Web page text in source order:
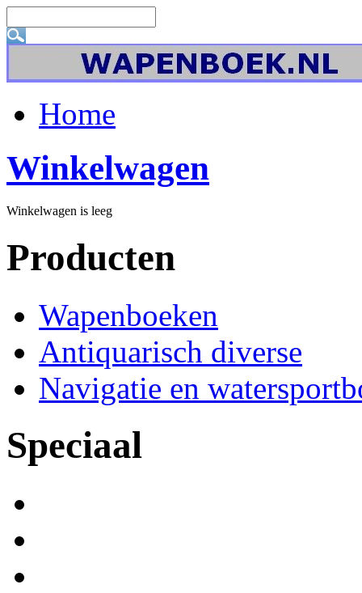
Home
Winkelwagen
Winkelwagen is leeg
Producten
Wapenboeken
Antiquarisch diverse
Navigatie en
Speciaal